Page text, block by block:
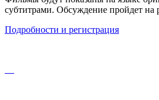
субтитрами. Обсуждение пройдет на
Подробности и регистрация